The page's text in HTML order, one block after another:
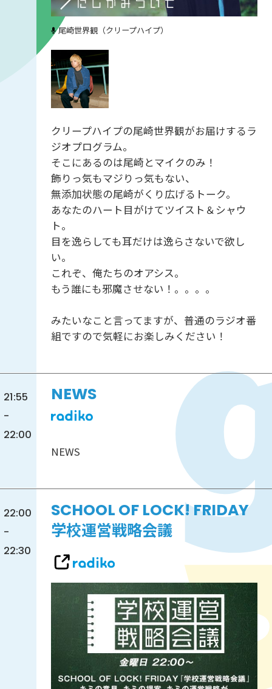
尾崎世界観（クリープハイプ）
クリープハイプの尾崎世界観がお届けするラ
ジオプログラム。
そこにあるのは尾崎とマイクのみ！
飾りっ気もマジりっ気もない、
無添加状態の尾崎がくり広げるトーク。
あなたのハート目がけてツイスト＆シャウ
ト。
目を逸らしても耳だけは逸らさないで欲し
い。
これぞ、俺たちのオアシス。
もう誰にも邪魔させない！。。。。
みたいなこと言ってますが、普通のラジオ番
組ですので気軽にお楽しみください！
21:55
-
22:00
NEWS
NEWS
22:00
-
22:30
SCHOOL OF LOCK! FRIDAY
学校運営戦略会議